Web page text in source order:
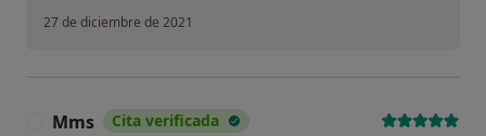
27 de diciembre de 2021
Mms Cita verificada